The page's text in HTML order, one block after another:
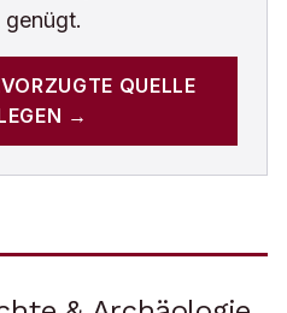
genügt.
QUELLE
→